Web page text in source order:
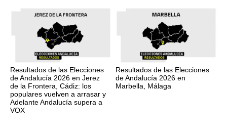
Resultados de las Elecciones
de Andalucía 2026 en Jerez
de la Frontera, Cádiz: los
populares vuelven a arrasar y
Adelante Andalucía supera a
VOX
Resultados de las Elecciones
de Andalucía 2026 en
Marbella, Málaga